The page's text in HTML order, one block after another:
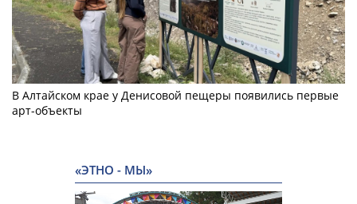
В Алтайском крае у Денисовой пещеры появились первые
арт-объекты
«ЭТНО - МЫ»